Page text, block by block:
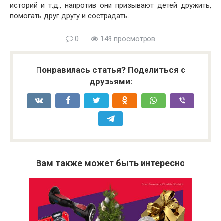
историй и т.д., напротив они призывают детей дружить,
помогать друг другу и сострадать.
0 149 просмотров
Понравилась статья? Поделиться с
друзьями:
Вам также может быть интересно